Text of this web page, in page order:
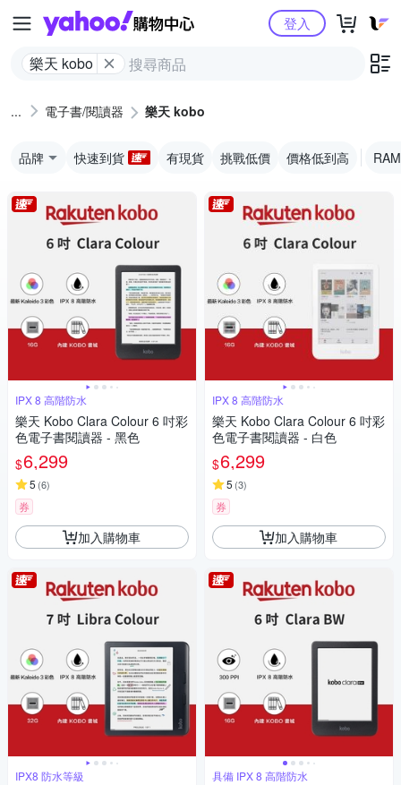
Yahoo購物中心
樂天 kobo
登入
電子書/閱讀器 樂天 kobo
品牌 快速到貨 有現貨 挑戰低價 價格低到高 RAM
IPX 8 高階防水
樂天 Kobo Clara Colour 6 吋彩
色電子書閱讀器 - 黑色
$6,299
5 (6)
券
加入購物車
IPX8 防水等級
IPX 8 高階防水
樂天 Kobo Clara Colour 6 吋彩
色電子書閱讀器 - 白色
$6,299
5 (3)
券
加入購物車
具備 IPX 8 高階防水